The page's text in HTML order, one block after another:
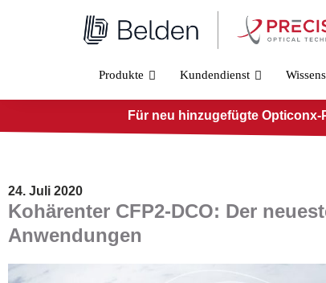
Produkte Kundendienst
Für neu hinzugefügte
24. Juli 2020
Kohärenter CFP2-DCO: Der
Anwendungen